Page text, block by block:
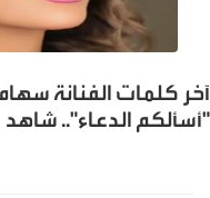
آخر كلمات الفنانة
"أسألكم الدعاء".. شاهد